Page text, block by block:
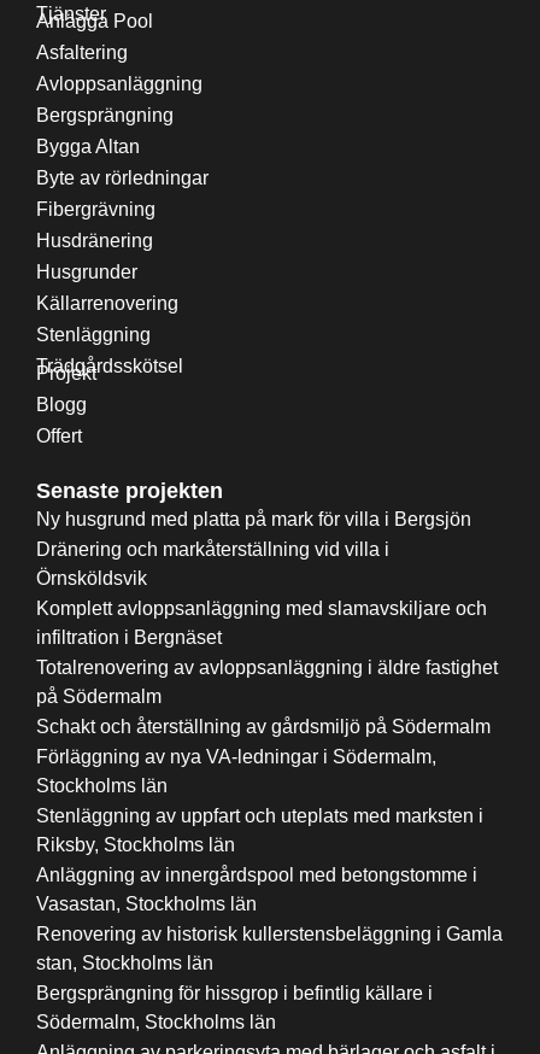
Tjänster
Anlägga Pool
Asfaltering
Avloppsanläggning
Bergsprängning
Bygga Altan
Byte av rörledningar
Fibergrävning
Husdränering
Husgrunder
Källarrenovering
Stenläggning
Trädgårdsskötsel
Projekt
Blogg
Offert
Senaste projekten
Ny husgrund med platta på mark för villa i Bergsjön
Dränering och markåterställning vid villa i
Örnsköldsvik
Komplett avloppsanläggning med slamavskiljare och
infiltration i Bergnäset
Totalrenovering av avloppsanläggning i äldre fastighet
på Södermalm
Schakt och återställning av gårdsmiljö på Södermalm
Förläggning av nya VA-ledningar i Södermalm,
Stockholms län
Stenläggning av uppfart och uteplats med marksten i
Riksby, Stockholms län
Anläggning av innergårdspool med betongstomme i
Vasastan, Stockholms län
Renovering av historisk kullerstensbeläggning i Gamla
stan, Stockholms län
Bergsprängning för hissgrop i befintlig källare i
Södermalm, Stockholms län